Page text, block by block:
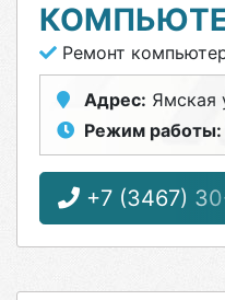
Ремонт
Адрес: Ямская
Режим работы:
+7 (3467)